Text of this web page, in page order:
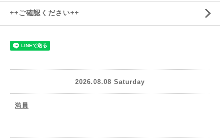
++ご確認ください++
2026.08.08 Saturday
満員